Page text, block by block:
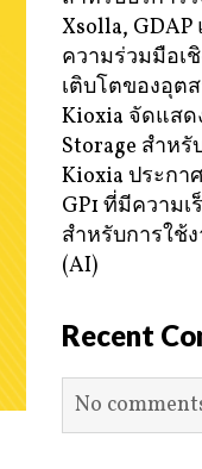
Xsolla, GDAP
ความร่วมมือเ
เติบโตของอุต
Kioxia จัดแสด
Storage สำหรั
Kioxia ประกา
GP1 ที่มีความเ
สำหรับการใช้
(AI)
Recent
No